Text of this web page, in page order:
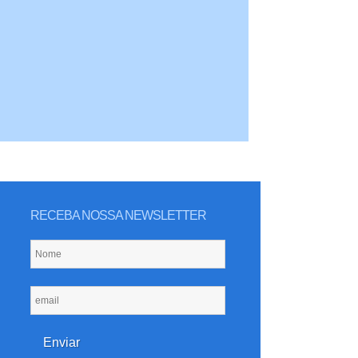
RECEBA NOSSA NEWSLETTER